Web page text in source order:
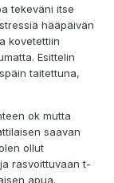
tekeväni itse
hääpäivän
kovetettiin
Esittelin
taitettuna,
ok mutta
saavan
ollut
rasvoittuvaan t-
apua.